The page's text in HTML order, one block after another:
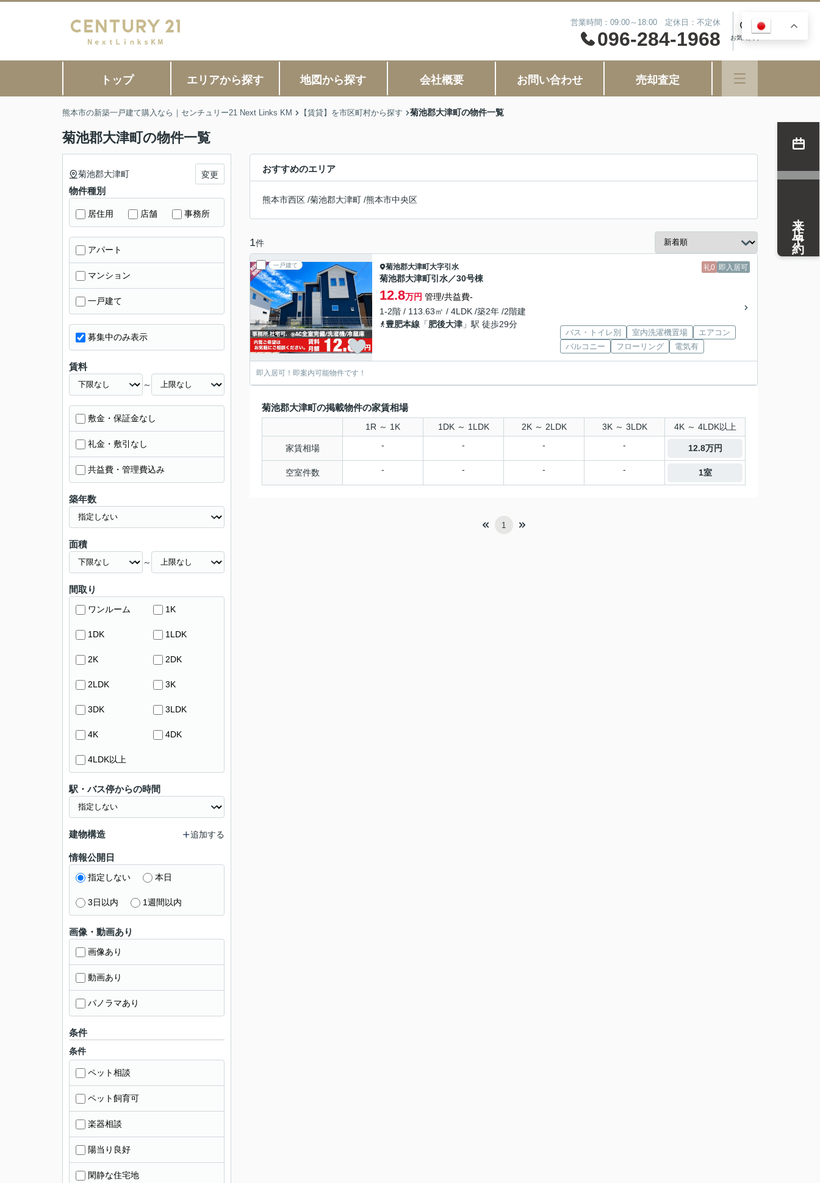
営業時間：09:00～18:00 定休日：不定休
096-284-1968 お気に入り
トップ エリアから探す 地図から探す 会社概要 お問い合わせ 売却査定
熊本市の新築一戸建て購入なら｜センチュリー21 Next Links KM 【賃貸】を市区町村から探す 菊池郡大津町の物件一覧
菊池郡大津町の物件一覧
おすすめのエリア
熊本市西区 /菊池郡大津町 /熊本市中央区
1件
一戸建て 礼0 即入居可
菊池郡大津町大字引水
菊池郡大津町引水／30号棟
12.8万円 管理/共益費-
1-2階 / 113.63㎡ / 4LDK /築2年 /2階建
豊肥本線 「肥後大津 」駅 徒歩29分
バス・トイレ別 室内洗濯機置場
エアコン
バルコニー
フローリング 電気有
即入居可！即案内可能物件です！
菊池郡大津町の掲載物件の家賃相場
1R ～ 1K 1DK ～ 1LDK 2K ～ 2LDK 3K ～ 3LDK 4K ～ 4LDK以上
家賃相場 - - - - 12.8万円
空室件数 - - - - 1室
1
菊池郡大津町 変更
物件種別
居住用 店舗 事務所
アパート
マンション
一戸建て
募集中のみ表示
賃料
～
敷金・保証金なし
礼金・敷引なし
共益費・管理費込み
築年数
面積
～
間取り
ワンルーム 1K
1DK 1LDK
2K 2DK
2LDK 3K
3DK 3LDK
4K 4DK
4LDK以上
駅・バス停からの時間
建物構造 追加する
情報公開日
指定しない 本日
3日以内 1週間以内
画像・動画あり
画像あり
動画あり
パノラマあり
条件
条件
ペット相談
ペット飼育可
楽器相談
陽当り良好
閑静な住宅地
来店予約